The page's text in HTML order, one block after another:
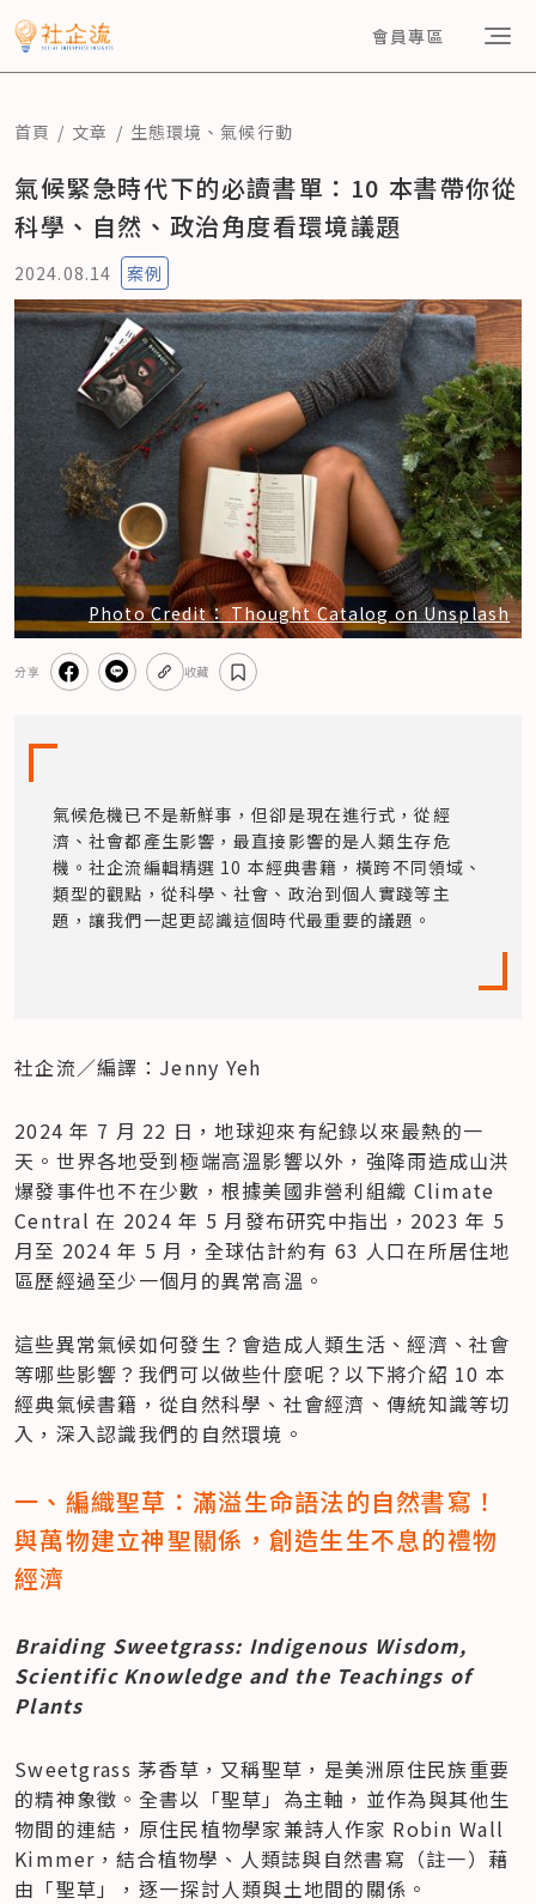
會員專區
首頁 文章 生態環境 、 氣候行動
氣候緊急時代下的必讀書單：10 本書帶你從
科學、自然、政治角度看環境議題
2024.08.14 案例
Photo Credit： Thought Catalog on Unsplash
分享 收藏
氣候危機已不是新鮮事，但卻是現在進行式，從經
濟、社會都產生影響，最直接影響的是人類生存危
機。社企流編輯精選 10 本經典書籍，橫跨不同領域、
類型的觀點，從科學、社會、政治到個人實踐等主
題，讓我們一起更認識這個時代最重要的議題。
社企流／編譯：Jenny Yeh
2024 年 7 月 22 日，地球迎來有紀錄以來最熱的一
天。世界各地受到極端高溫影響以外，強降雨造成山洪
爆發事件也不在少數，根據美國非營利組織 Climate
Central 在 2024 年 5 月發布研究中指出，2023 年 5
月至 2024 年 5 月，全球估計約有 63 人口在所居住地
區歷經過至少一個月的異常高溫。
這些異常氣候如何發生？會造成人類生活、經濟、社會
等哪些影響？我們可以做些什麼呢？以下將介紹 10 本
經典氣候書籍，從自然科學、社會經濟、傳統知識等切
入，深入認識我們的自然環境。
一、編織聖草：滿溢生命語法的自然書寫！
與萬物建立神聖關係，創造生生不息的禮物
經濟
Braiding Sweetgrass: Indigenous Wisdom,
Scientific Knowledge and the Teachings of
Plants
Sweetgrass 茅香草，又稱聖草，是美洲原住民族重要
的精神象徵。全書以「聖草」為主軸，並作為與其他生
物間的連結，原住民植物學家兼詩人作家 Robin Wall
Kimmer，結合植物學、人類誌與自然書寫（註一）藉
由「聖草」，逐一探討人類與土地間的關係。